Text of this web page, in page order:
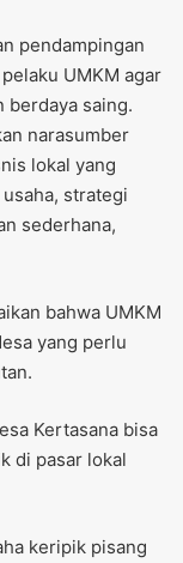
pendampingan
UMKM agar
berdaya saing.
narasumber
lokal yang
strategi
sederhana,
bahwa UMKM
yang perlu
Kertasana bisa
di pasar lokal
keripik pisang